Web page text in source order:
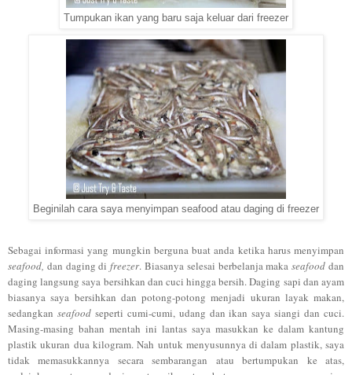
Tumpukan ikan yang baru saja keluar dari freezer
Beginilah cara saya menyimpan seafood atau daging di freezer
Sebagai informasi yang mungkin berguna buat anda ketika harus menyimpan
seafood, dan daging difreezer. Biasanya selesai berbelanja makaseafooddan
daging langsung saya bersihkan dan cuci hingga bersih. Daging sapi dan ayam
biasanya saya bersihkan dan potong-potong menjadi ukuran layak makan,
sedangkan seafoodseperti cumi-cumi, udang dan ikan saya siangi dan cuci.
Masing-masing bahan mentah ini lantas saya masukkan ke dalam kantung
plastik ukuran dua kilogram. Nah untuk menyusunnya di dalam plastik, saya
tidak memasukkannya secara sembarangan atau bertumpukan ke atas,